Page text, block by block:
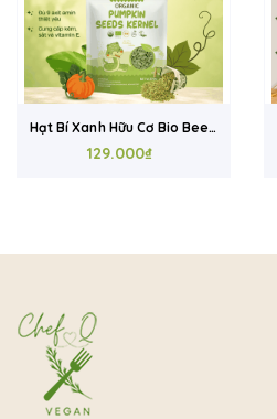
Hạt Bí Xanh Hữu Cơ Bio Bees
200g – Chứng Nhận USDA &
129.000₫